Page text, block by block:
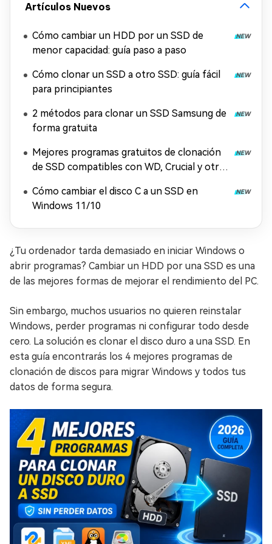
Artículos Nuevos
Cómo cambiar un HDD por un SSD de
menor capacidad: guía paso a paso
Cómo clonar un SSD a otro SSD: guía fácil
para principiantes
2 métodos para clonar un SSD Samsung de
forma gratuita
Mejores programas gratuitos de clonación
de SSD compatibles con WD, Crucial y otras
Cómo cambiar el disco C a un SSD en
Windows 11/10
¿Tu ordenador tarda demasiado en iniciar Windows o
abrir programas? Cambiar un HDD por una SSD es una
de las mejores formas de mejorar el rendimiento del PC.
Sin embargo, muchos usuarios no quieren reinstalar
Windows, perder programas ni configurar todo desde
cero. La solución es clonar el disco duro a una SSD. En
esta guía encontrarás los 4 mejores programas de
clonación de discos para migrar Windows y todos tus
datos de forma segura.